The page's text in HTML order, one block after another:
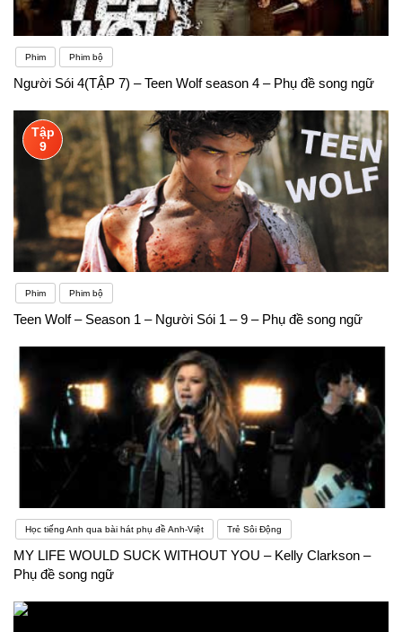
Phim Phim bộ
Người Sói 4(TẬP 7) – Teen Wolf season 4 – Phụ đề song ngữ
Tập
9
Phim Phim bộ
Teen Wolf – Season 1 – Người Sói 1 – 9 – Phụ đề song ngữ
Học tiếng Anh qua bài hát phụ đề Anh-Việt Trẻ Sôi Động
MY LIFE WOULD SUCK WITHOUT YOU – Kelly Clarkson –
Phụ đề song ngữ